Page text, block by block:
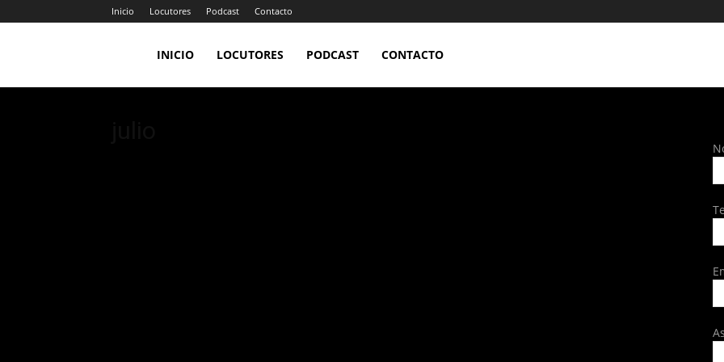
Inicio Locutores Podcast Contacto
INICIO LOCUTORES PODCAST CONTACTO